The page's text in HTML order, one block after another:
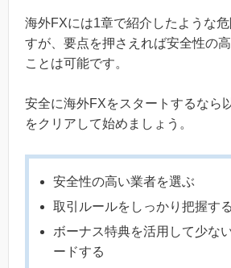
海外FXには1章で紹介したような
すが、要点を押さえれば安全性の
ことは可能です。
安全に海外FXをスタートするなら
をクリアして始めましょう。
安全性の高い業者を選ぶ
取引ルールをしっかり把握する
ボーナス特典を活用して少な
ードする